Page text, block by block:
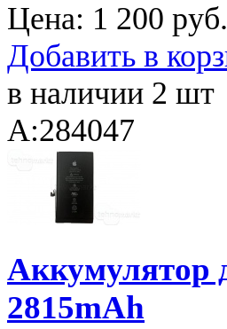
Цена: 1 200 руб.
Добавить в
в наличии 2 шт
A:284047
Аккумулятор
2815mAh